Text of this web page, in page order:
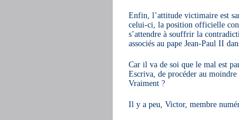
Enfin, l’attitude victimaire est
celui-ci, la position officielle
s’attendre à souffrir la
associés au pape Jean-Paul II
Car il va de soi que le mal est
Escriva, de procéder au moindre
Vraiment ?
Il y a peu, Victor, membre